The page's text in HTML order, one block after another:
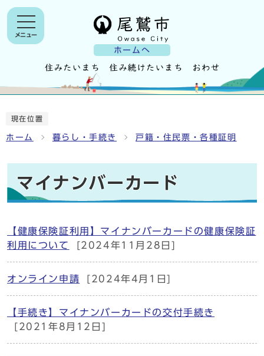
ホームへ
メニュー
現在位置
ホーム 暮らし・手続き 戸籍・住民票・各種証明
マイナンバーカード
【健康保険証利用】マイナンバーカードの健康保険証
利用について
[2024年11月28日]
オンライン申請 [2024年4月1日]
【手続き】マイナンバーカードの交付手続き
[2021年8月12日]